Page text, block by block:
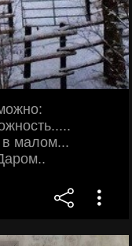
в малом...